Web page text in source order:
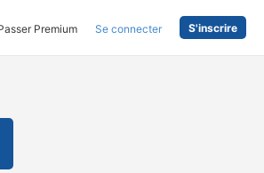
Premium Se connecter S'inscrire